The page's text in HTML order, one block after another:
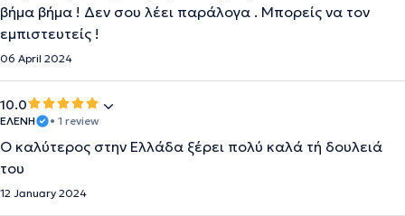
βήμα βήμα ! Δεν σου λέει παράλογα . Μπορείς να τον
εμπιστευτείς !
06 April 2024
10.0
ΕΛΕΝΗ • 1 review
Ο καλύτερος στην Ελλάδα ξέρει πολύ καλά τή δουλειά
του
12 January 2024